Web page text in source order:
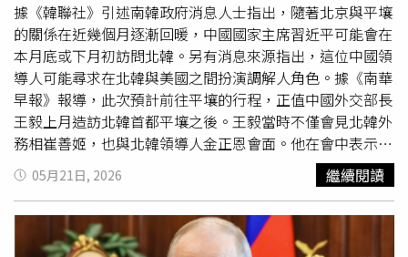
據《韓聯社》引述南韓政府消息人士指出，隨著北京與平壤
的關係在近幾個月逐漸回暖，中國國家主席習近平可能會在
本月底或下月初訪問北韓。另有消息來源指出，這位中國領
導人可能尋求在北韓與美國之間扮演調解人角色。據《南華
早報》報導，此次預計前往平壤的行程，正值中國外交部長
王毅上月造訪北韓首都平壤之後。王毅當時不僅會見北韓外
務相崔善姬，也與北韓領導人金正恩會面。他在會中表示，
在國際局勢動盪之際，北京與平壤應共同維護彼此的安全與
發展利益，並在重大國際議題上加強協調合作。在《韓聯
社》這項報導發布前，習近平才分別與美國總統川普
（Donald Trump）以及俄羅斯總統普丁（Vladimir Putin）
舉行峰會。另一方面，塞爾維亞總統武契奇（Aleksandar
05月21日, 2026 繼續閱讀